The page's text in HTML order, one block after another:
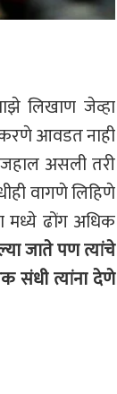
लिखाण जेव्हा
करणे आवडतनाही
असली तरी
वागणेलिहिणे
मध्ये ढोंग अधिक
जाते पणत्यांचे
संधी त्यांना देणे